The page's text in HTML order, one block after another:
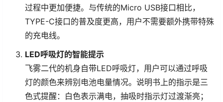
过程中更加便捷。与传统的Micro USB接口相比，
TYPE-C接口的普及度更高，用户不需要额外携带特殊
的充电线。
LED呼吸灯的智能提示
飞雾二代的机身自带LED呼吸灯，用户可以通过呼吸
灯的颜色来辨别电池电量情况。说明书上的指示是三
色式提醒：白色表示满电，抽吸时指示灯过渡渐亮；